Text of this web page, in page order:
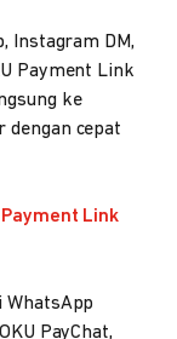
Instagram DM,
Payment Link
ke
dengan cepat
Payment Link
WhatsApp
PayChat,